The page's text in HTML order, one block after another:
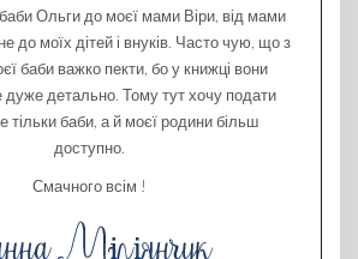
Ольги до моєї мами Віри, від мами
до моїх дітей і внуків. Часто чую, що з
баби важко пекти, бо у книжці вони
дуже детально. Тому тут хочу подати
тільки баби, а й моєї родини більш
доступно.
Смачного всім !